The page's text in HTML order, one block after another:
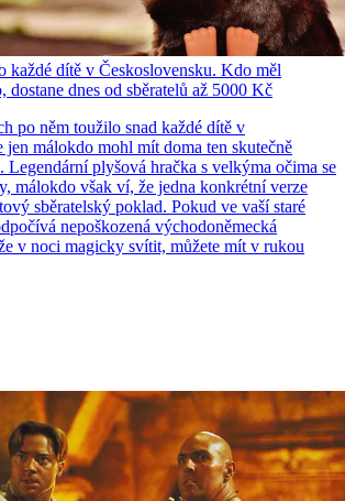
každé dítě v Československu. Kdo měl
dostane dnes od sběratelů až 5000 Kč
po něm toužilo snad každé dítě v
jen málokdo mohl mít doma ten skutečně
Legendární plyšová hračka s velkýma očima se
málokdo však ví, že jedna konkrétní verze
sběratelský poklad. Pokud ve vaší staré
nepoškozená východoněmecká
v noci magicky svítit, můžete mít v rukou